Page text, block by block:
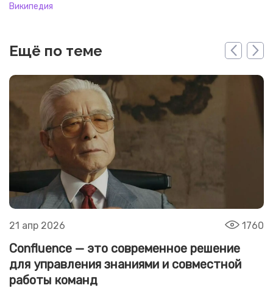
Википедия
Ещё по теме
21 апр 2026 1760
Confluence — это современное решение
для управления знаниями и совместной
работы команд